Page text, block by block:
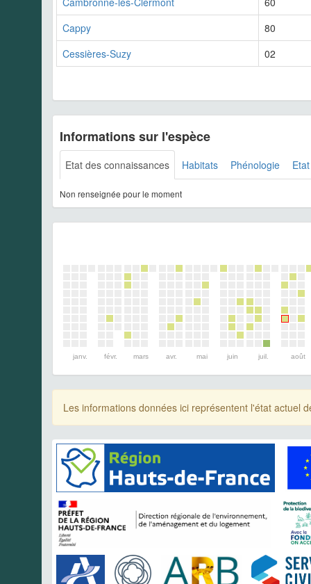
Cappy
80
Cessières-Suzy
02
Informations sur l'espèce
Etat des connaissances Habitats Phénologie
Non renseignée pour le moment
janv. févr. mars avr. mai juin juil. août
Les informations données ici représentent l'état actuel